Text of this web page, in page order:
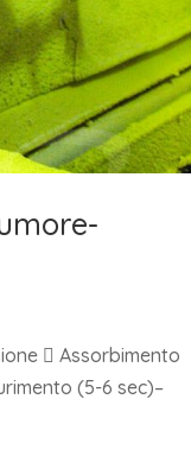
 Assorbimento
(5-6 sec)–